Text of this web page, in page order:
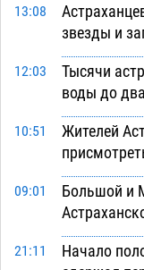
13:08
звезды и
12:03
Тысячи
воды до
10:51
Жителей
09:01
Большой и
21:11
Начало